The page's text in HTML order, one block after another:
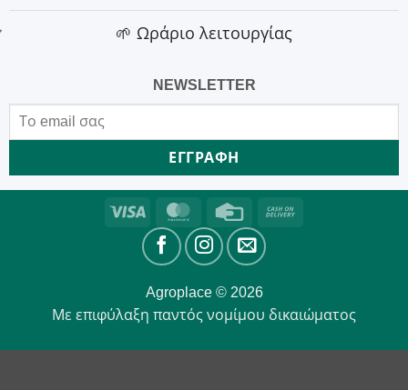
🌱 Ωράριο λειτουργίας
NEWSLETTER
Agroplace © 2026
Με επιφύλαξη παντός νομίμου δικαιώματος
Visa MasterCardCredit
Card